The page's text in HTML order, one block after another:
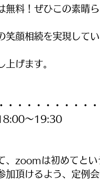
無料！ぜひこの素晴
笑顔相続を実現して
げます。
・・・・・・・・・・
～19:30
zoomは初めてとい
加頂けるよう、定例